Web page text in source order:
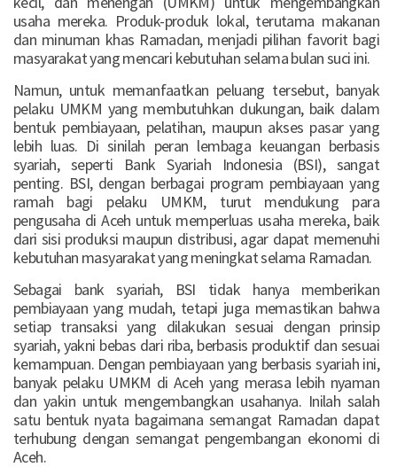
usaha mereka. Produk-produk lokal, terutama makanan
dan minuman khas Ramadan, menjadi pilihan favorit bagi
masyarakat yang mencari kebutuhan selama bulan suci ini.
Namun, untuk memanfaatkan peluang tersebut, banyak
pelaku UMKM yang membutuhkan dukungan, baik dalam
bentuk pembiayaan, pelatihan, maupun akses pasar yang
lebih luas. Di sinilah peran lembaga keuangan berbasis
syariah, seperti Bank Syariah Indonesia (BSI), sangat
penting. BSI, dengan berbagai program pembiayaan yang
ramah bagi pelaku UMKM, turut mendukung para
pengusaha di Aceh untuk memperluas usaha mereka, baik
dari sisi produksi maupun distribusi, agar dapat memenuhi
kebutuhan masyarakat yang meningkat selama Ramadan.
Sebagai bank syariah, BSI tidak hanya memberikan
pembiayaan yang mudah, tetapi juga memastikan bahwa
setiap transaksi yang dilakukan sesuai dengan prinsip
syariah, yakni bebas dari riba, berbasis produktif dan sesuai
kemampuan. Dengan pembiayaan yang berbasis syariah ini,
banyak pelaku UMKM di Aceh yang merasa lebih nyaman
dan yakin untuk mengembangkan usahanya. Inilah salah
satu bentuk nyata bagaimana semangat Ramadan dapat
terhubung dengan semangat pengembangan ekonomi di
Aceh.